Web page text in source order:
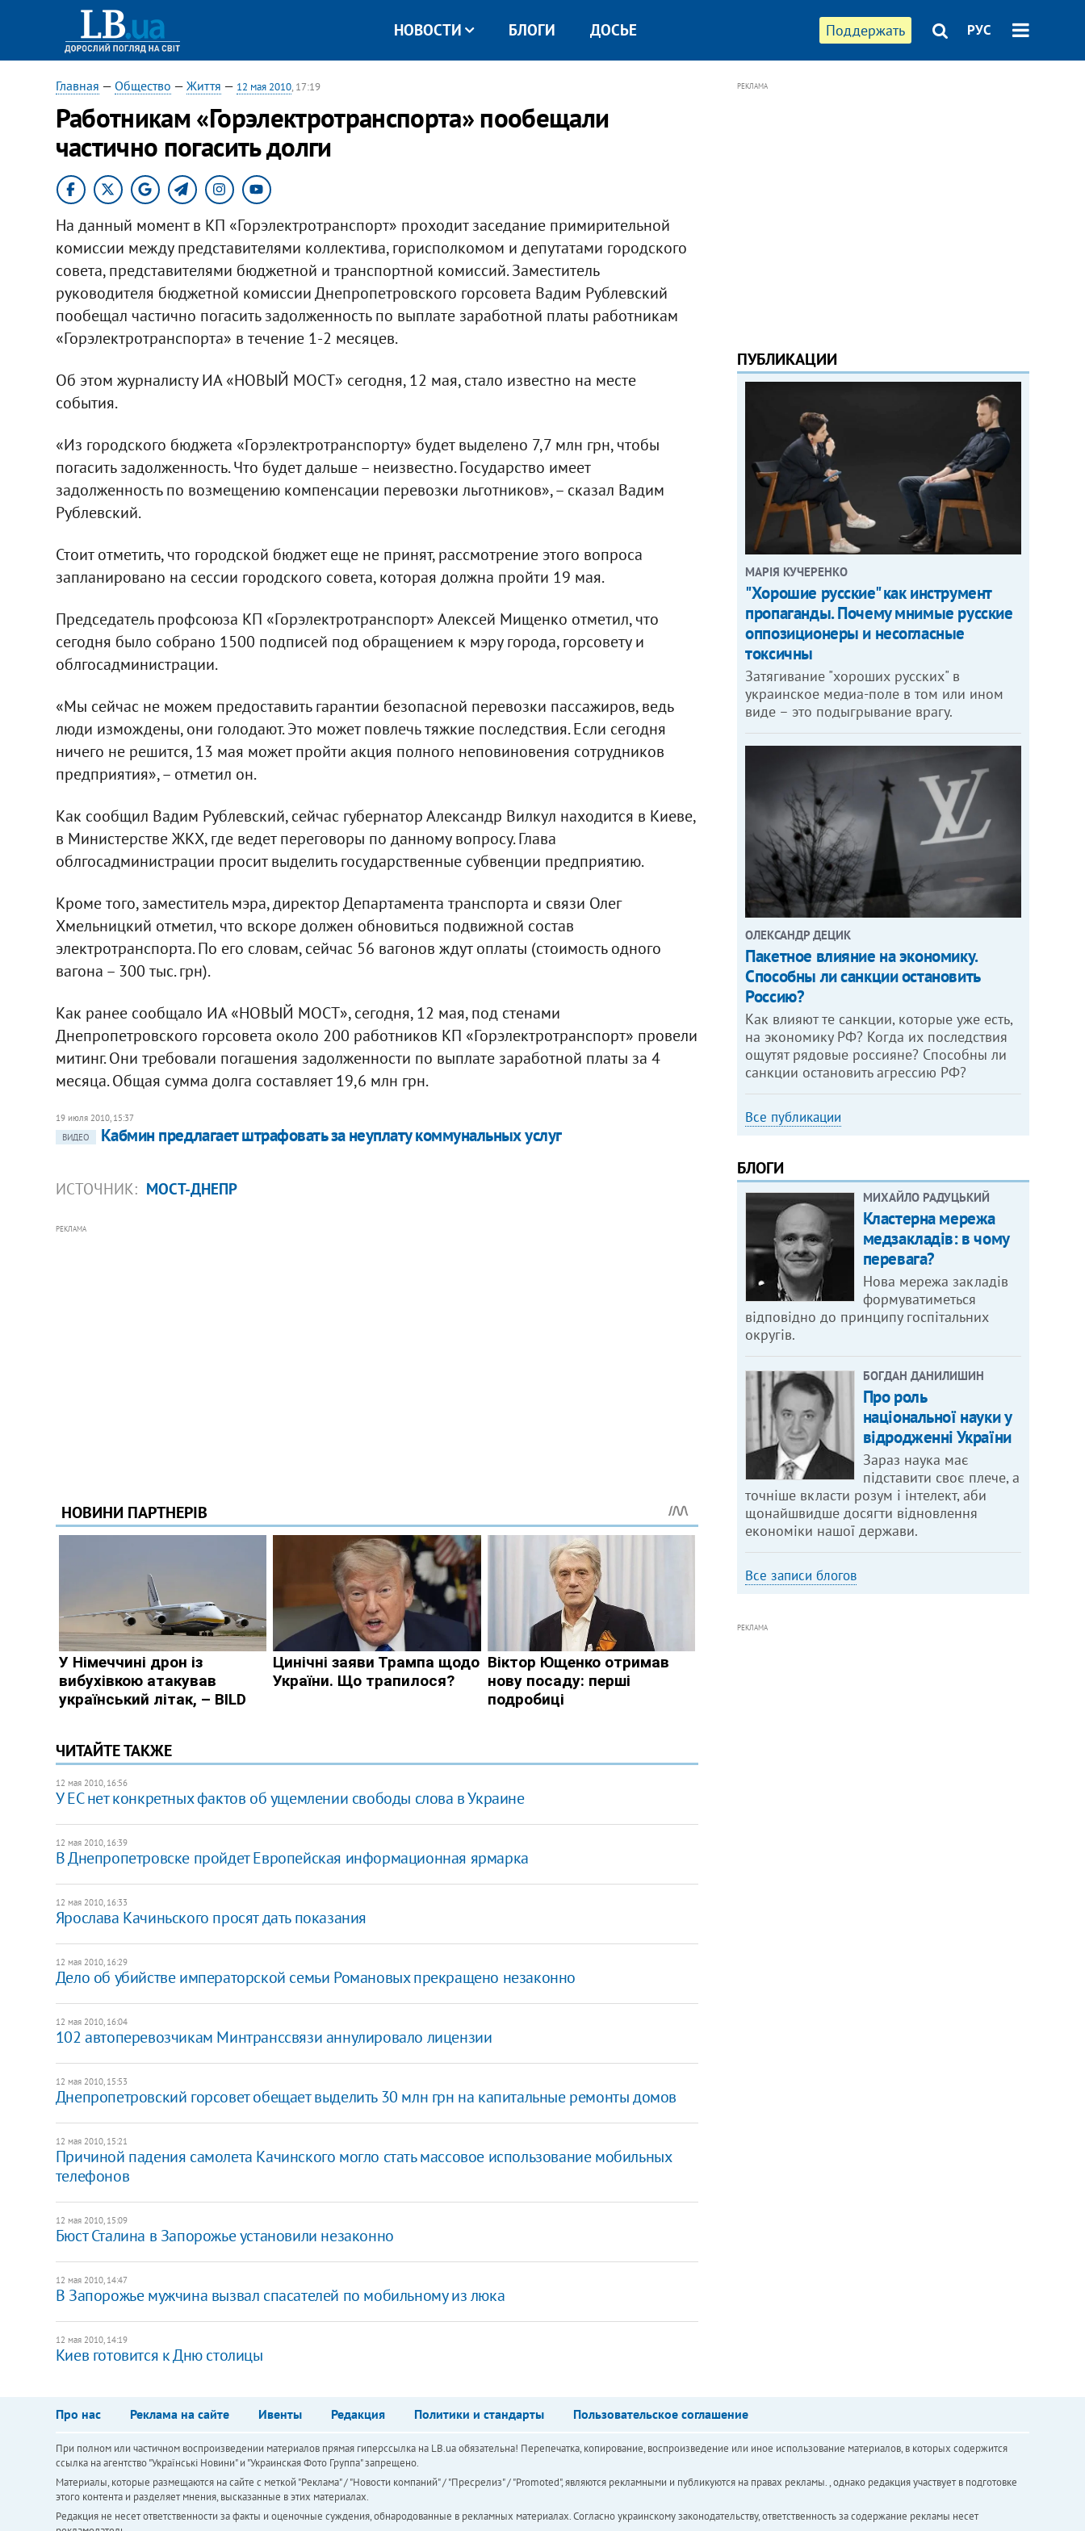
Поддержать РУС
НОВОСТИ БЛОГИ ДОСЬЕ
Главная — Общество — Життя — 12 мая 2010, 17:19
Работникам «Горэлектротранспорта» пообещали
частично погасить долги
На данный момент в КП «Горэлектротранспорт» проходит заседание примирительной
комиссии между представителями коллектива, горисполкомом и депутатами городского
совета, представителями бюджетной и транспортной комиссий. Заместитель
руководителя бюджетной комиссии Днепропетровского горсовета Вадим Рублевский
пообещал частично погасить задолженность по выплате заработной платы работникам
«Горэлектротранспорта» в течение 1-2 месяцев.
Об этом журналисту ИА «НОВЫЙ МОСТ» сегодня, 12 мая, стало известно на месте
события.
«Из городского бюджета «Горэлектротранспорту» будет выделено 7,7 млн грн, чтобы
погасить задолженность. Что будет дальше – неизвестно. Государство имеет
задолженность по возмещению компенсации перевозки льготников», – сказал Вадим
Рублевский.
Стоит отметить, что городской бюджет еще не принят, рассмотрение этого вопроса
запланировано на сессии городского совета, которая должна пройти 19 мая.
Председатель профсоюза КП «Горэлектротранспорт» Алексей Мищенко отметил, что
сегодня было собрано 1500 подписей под обращением к мэру города, горсовету и
облгосадминистрации.
«Мы сейчас не можем предоставить гарантии безопасной перевозки пассажиров, ведь
люди измождены, они голодают. Это может повлечь тяжкие последствия. Если сегодня
ничего не решится, 13 мая может пройти акция полного неповиновения сотрудников
предприятия», – отметил он.
Как сообщил Вадим Рублевский, сейчас губернатор Александр Вилкул находится в Киеве,
в Министерстве ЖКХ, где ведет переговоры по данному вопросу. Глава
облгосадминистрации просит выделить государственные субвенции предприятию.
Кроме того, заместитель мэра, директор Департамента транспорта и связи Олег
Хмельницкий отметил, что вскоре должен обновиться подвижной состав
электротранспорта. По его словам, сейчас 56 вагонов ждут оплаты (стоимость одного
вагона – 300 тыс. грн).
Как ранее сообщало ИА «НОВЫЙ МОСТ», сегодня, 12 мая, под стенами
Днепропетровского горсовета около 200 работников КП «Горэлектротранспорт» провели
митинг. Они требовали погашения задолженности по выплате заработной платы за 4
месяца. Общая сумма долга составляет 19,6 млн грн.
19 июля 2010, 15:37
ВИДЕО
Кабмин предлагает штрафовать за неуплату коммунальных услуг
ИСТОЧНИК: МОСТ-ДНЕПР
РЕКЛАМА
ЧИТАЙТЕ ТАКЖЕ
12 мая 2010, 16:56
У ЕС нет конкретных фактов об ущемлении свободы слова в Украине
12 мая 2010, 16:39
В Днепропетровске пройдет Европейская информационная ярмарка
12 мая 2010, 16:33
Ярослава Качиньского просят дать показания
12 мая 2010, 16:29
Дело об убийстве императорской семьи Романовых прекращено незаконно
12 мая 2010, 16:04
102 автоперевозчикам Минтранссвязи аннулировало лицензии
12 мая 2010, 15:53
Днепропетровский горсовет обещает выделить 30 млн грн на капитальные ремонты домов
12 мая 2010, 15:21
Причиной падения самолета Качинского могло стать массовое использование мобильных
телефонов
12 мая 2010, 15:09
Бюст Сталина в Запорожье установили незаконно
12 мая 2010, 14:47
В Запорожье мужчина вызвал спасателей по мобильному из люка
12 мая 2010, 14:19
Киев готовится к Дню столицы
РЕКЛАМА
ПУБЛИКАЦИИ
МАРІЯ КУЧЕРЕНКО
"Хорошие русские" как инструмент
пропаганды. Почему мнимые русские
оппозиционеры и несогласные
токсичны
Затягивание "хороших русских" в
украинское медиа-поле в том или ином
виде – это подыгрывание врагу.
ОЛЕКСАНДР ДЕЦИК
Пакетное влияние на экономику.
Способны ли санкции остановить
Россию?
Как влияют те санкции, которые уже есть,
на экономику РФ? Когда их последствия
ощутят рядовые россияне? Способны ли
санкции остановить агрессию РФ?
Все публикации
БЛОГИ
МИХАЙЛО РАДУЦЬКИЙ
Кластерна мережа
медзакладів: в чому
перевага?
Нова мережа закладів
формуватиметься
відповідно до принципу госпітальних
округів.
БОГДАН ДАНИЛИШИН
Про роль
національної науки у
відродженні України
Зараз наука має
підставити своє плече, а
точніше вкласти розум і інтелект, аби
щонайшвидше досягти відновлення
економіки нашої держави.
Все записи блогов
РЕКЛАМА
Про нас Реклама на сайте Ивенты Редакция Политики и стандарты Пользовательское соглашение
При полном или частичном воспроизведении материалов прямая гиперссылка на LB.ua обязательна! Перепечатка, копирование, воспроизведение или иное использование материалов, в которых содержится
ссылка на агентство "Українськi Новини" и "Украинская Фото Группа" запрещено.
Материалы, которые размещаются на сайте с меткой "Реклама" / "Новости компаний" / "Пресрелиз" / "Promoted", являются рекламными и публикуются на правах рекламы. , однако редакция участвует в подготовке
этого контента и разделяет мнения, высказанные в этих материалах.
Редакция не несет ответственности за факты и оценочные суждения, обнародованные в рекламных материалах. Согласно украинскому законодательству, ответственность за содержание рекламы несет